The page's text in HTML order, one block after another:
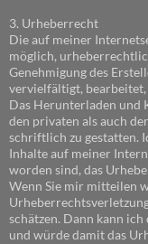
3. Urheberrecht
Die auf meiner
möglich,
Genehmigung des
vervielfältigt,
Das Herunterladen und
den privaten als auch
schriftlich zu gestatten.
Inhalte auf meiner
worden sind, das
Wenn Sie mir mitteilen
schätzen. Dann kann
und würde damit das